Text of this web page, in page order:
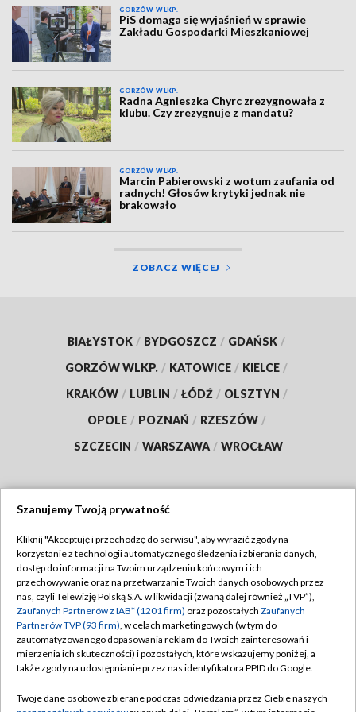
GORZÓW WLKP.
PiS domaga się wyjaśnień w sprawie
Zakładu Gospodarki Mieszkaniowej
GORZÓW WLKP.
Radna Agnieszka Chyrc zrezygnowała z
klubu. Czy zrezygnuje z mandatu?
GORZÓW WLKP.
Marcin Pabierowski z wotum zaufania od
radnych! Głosów krytyki jednak nie
brakowało
ZOBACZ WIĘCEJ
BIAŁYSTOK / BYDGOSZCZ / GDAŃSK /
GORZÓW WLKP. / KATOWICE / KIELCE /
KRAKÓW / LUBLIN / ŁÓDŹ / OLSZTYN /
OPOLE / POZNAŃ / RZESZÓW /
SZCZECIN / WARSZAWA / WROCŁAW
TVP
Abonament TVP
Emisja w TVP
Centrum informacji TVP
Naziemna Telewizja Cyfrowa
Regulamin TVP
Polityka prywatności
Moje zgody
Pomoc
Szanujemy Twoją prywatność
Kliknij "Akceptuję i przechodzę do serwisu", aby wyrazić zgody na
korzystanie z technologii automatycznego śledzenia i zbierania danych,
dostęp do informacji na Twoim urządzeniu końcowym i ich
przechowywanie oraz na przetwarzanie Twoich danych osobowych przez
nas, czyli Telewizję Polską S.A. w likwidacji (zwaną dalej również „TVP”),
Zaufanych Partnerów z IAB* (1201 firm) oraz pozostałych Zaufanych
Partnerów TVP (93 firm), w celach marketingowych (w tym do
zautomatyzowanego dopasowania reklam do Twoich zainteresowań i
mierzenia ich skuteczności) i pozostałych, które wskazujemy poniżej, a
także zgody na udostępnianie przez nas identyfikatora PPID do Google.
Twoje dane osobowe zbierane podczas odwiedzania przez Ciebie naszych